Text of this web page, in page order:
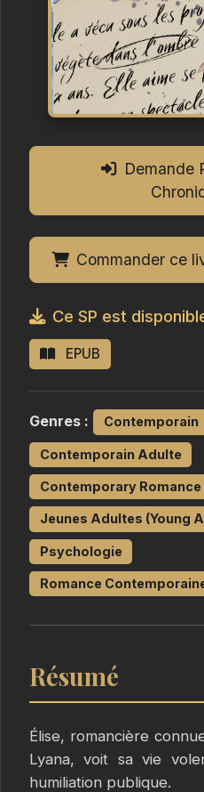
Demande
Commander ce
Ce SP est
EPUB
Genres : Contemporain
Contemporain Adulte
Contemporary Romance
Jeunes Adultes (Young
Psychologie
Romance
Résumé
Élise, romancière
Lyana, voit sa vie
humiliation publique.